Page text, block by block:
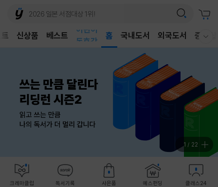
신상품 베스트
독후감
홈 국내도서 외국도서 중고샵
1 / 22
크레마클럽 독서기록 사은품 예스펀딩 클래스24